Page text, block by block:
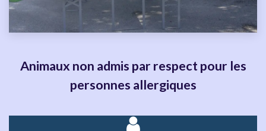
Animaux non admis par respect pour les
personnes allergiques